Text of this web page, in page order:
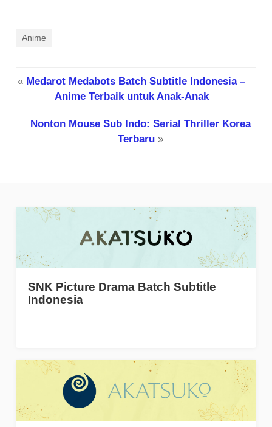
Anime
« Medarot Medabots Batch Subtitle Indonesia –
Anime Terbaik untuk Anak-Anak
Nonton Mouse Sub Indo: Serial Thriller Korea
Terbaru »
SNK Picture Drama Batch Subtitle
Indonesia